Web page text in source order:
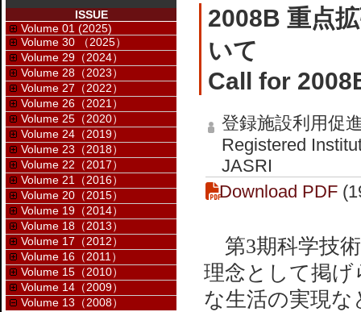
2008B 重点
いて
Call for
登録施設利用促
Registered
JASRI
Download PDF
第3期科学技
理念として掲
な生活の実現
ISSUE
Volume 01 (2025)
Volume 30 （2025）
Volume 29（2024）
Volume 28（2023）
Volume 27（2022）
Volume 26（2021）
Volume 25（2020）
Volume 24（2019）
Volume 23（2018）
Volume 22（2017）
Volume 21（2016）
Volume 20（2015）
Volume 19（2014）
Volume 18（2013）
Volume 17（2012）
Volume 16（2011）
Volume 15（2010）
Volume 14（2009）
Volume 13（2008）